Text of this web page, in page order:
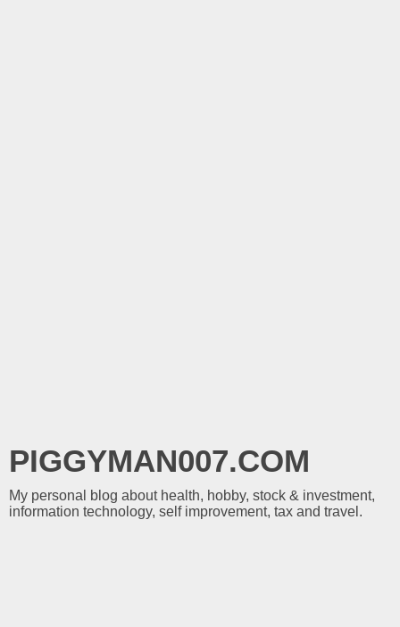
PIGGYMAN007.COM
My personal blog about health, hobby, stock & investment,
information technology, self improvement, tax and travel.